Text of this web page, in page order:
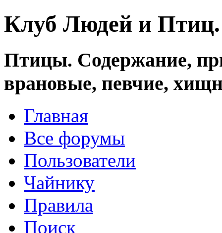
Клуб Людей и
Птицы. Содержание,
врановые, певчие,
Главная
Все форумы
Пользователи
Чайнику
Правила
Поиск